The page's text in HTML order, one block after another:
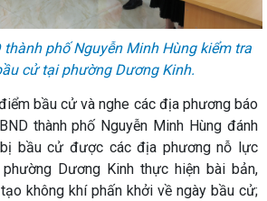
thành phố Nguyễn Minh Hùng kiểm tra
cử tại phường Dương Kinh.
bầu cử và nghe các địa phương báo
thành phố Nguyễn Minh Hùng đánh
bầu cử được các địa phương nỗ lực
Dương Kinh thực hiện bài bản,
không khí phấn khởi về ngày bầu cử;